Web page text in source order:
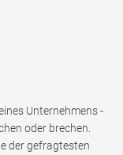
Unternehmens -
oder brechen.
der gefragtesten